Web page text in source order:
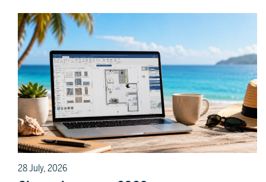
28 July, 2026